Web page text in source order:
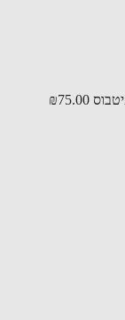
₪75.00